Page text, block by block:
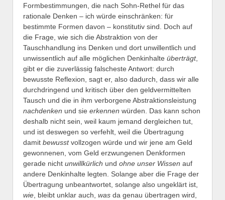
Formbestimmungen, die nach Sohn-Rethel für das
rationale Denken – ich würde einschränken: für
bestimmte Formen davon – konstitutiv sind. Doch auf
die Frage, wie sich die Abstraktion von der
Tauschhandlung ins Denken und dort unwillentlich und
unwissentlich auf alle möglichen Denkinhalte überträgt,
gibt er die zuverlässig falscheste Antwort: durch
bewusste Reflexion, sagt er, also dadurch, dass wir alle
durchdringend und kritisch über den geldvermittelten
Tausch und die in ihm verborgene Abstraktionsleistung
nachdenken und sie erkennen würden. Das kann schon
deshalb nicht sein, weil kaum jemand dergleichen tut,
und ist deswegen so verfehlt, weil die Übertragung
damit bewusstvollzogen würde und wir jene am Geld
gewonnenen, vom Geld erzwungenen Denkformen
gerade nicht unwillkürlich und ohne unser Wissen auf
andere Denkinhalte legten. Solange aber die Frage der
Übertragung unbeantwortet, solange also ungeklärt ist,
wie, bleibt unklar auch, was da genau übertragen wird,